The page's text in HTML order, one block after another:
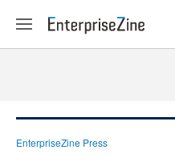
EnterpriseZine Press